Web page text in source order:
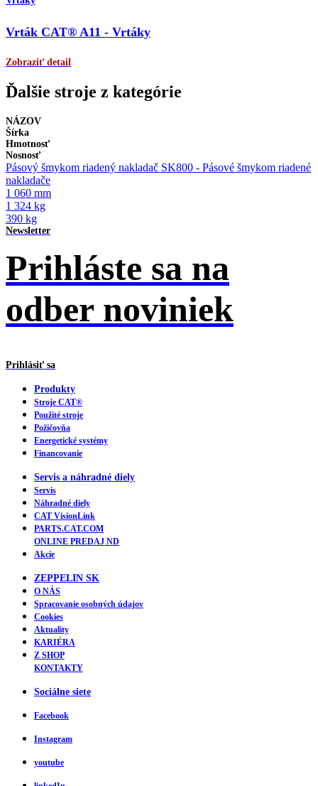
Vrták CAT® A11 - Vrtáky
Zobraziť detail
Ďalšie stroje z kategórie
NÁZOV
Šírka
Hmotnosť
Nosnosť
Pásový šmykom riadený nakladač SK800 - Pásové šmykom riadené
nakladače
1 060 mm
1 324 kg
390 kg
Newsletter
Prihláste sa na
odber noviniek
Prihlásiť sa
Produkty
Stroje CAT®
Použité stroje
Požičovňa
Energetické systémy
Financovanie
Servis a náhradné diely
Servis
Náhradné diely
CAT VisionLink
PARTS.CAT.COM
ONLINE PREDAJ ND
Akcie
ZEPPELIN SK
O NÁS
Spracovanie osobných údajov
Cookies
Aktuality
KARIÉRA
Z SHOP
KONTAKTY
Sociálne siete
Facebook
Instagram
youtube